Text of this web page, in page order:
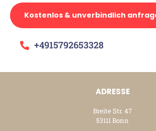
Kostenlos & unverbindlich
+4915792653328
ADRESSE
Breite Str. 47
53111 Bonn